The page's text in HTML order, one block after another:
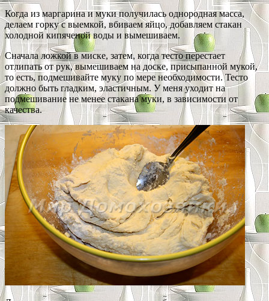
Когда из маргарина и муки получилась однородная масса,
делаем горку с выемкой, вбиваем яйцо, добавляем стакан
холодной кипяченой воды и вымешиваем.
Сначала ложкой в миске, затем, когда тесто перестает
отлипать от рук, вымешиваем на доске, присыпанной мукой,
то есть, подмешивайте муку по мере необходимости. Тесто
должно быть гладким, эластичным. У меня уходит на
подмешивание не менее стакана муки, в зависимости от
качества.